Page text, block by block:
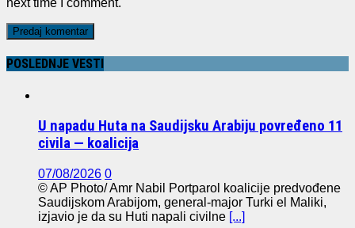
next time I comment.
POSLEDNJE VESTI
U napadu Huta na Saudijsku Arabiju povređeno 11
civila — koalicija
07/08/2026 0
© AP Photo/ Amr Nabil Portparol koalicije predvođene
Saudijskom Arabijom, general-major Turki el Maliki,
izjavio je da su Huti napali civilne [...]